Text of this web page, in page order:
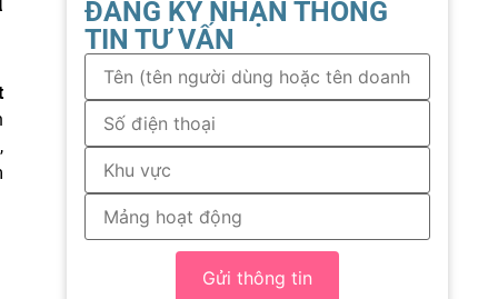
ĐĂNG KÝ NHẬN THÔNG
TIN TƯ VẤN
Gửi thông tin